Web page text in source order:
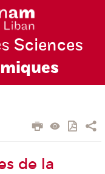
Sciences
miques
de la